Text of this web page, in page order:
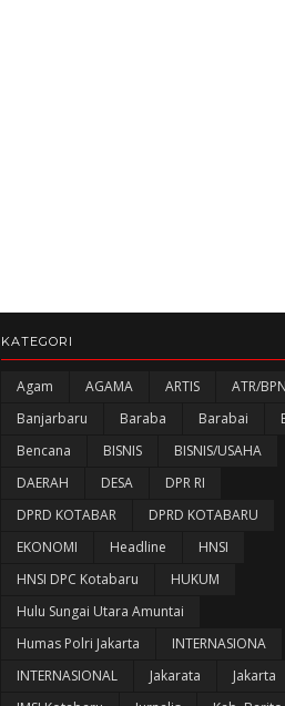
KATEGORI
Agam AGAMA ARTIS
ATR/BPN
Banjarbaru
Baraba Barabai
Bencana
BISNIS
BISNIS/USAHA
DAERAH
DESA
DPR RI
DPRD KOTABAR
DPRD KOTABARU
EKONOMI
Headline
HNSI
HNSI DPC Kotabaru
HUKUM
Hulu Sungai Utara Amuntai
Humas Polri Jakarta
INTERNASIONA
INTERNASIONAL
Jakarata
Jakarta